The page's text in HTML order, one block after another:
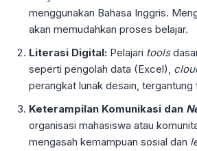
menggunakan Bahasa Inggris.
akan memudahkan proses belajar.
Literasi Digital: Pelajari tools
seperti pengolah data (Excel),
perangkat lunak desain, tergantung
Keterampilan Komunikasi dan
organisasi mahasiswa atau
mengasah kemampuan sosial dan